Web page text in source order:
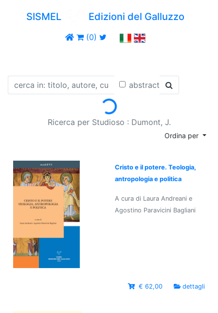
SISMEL Edizioni del Galluzzo
(0)
abstract
Loading...
Ricerca per Studioso : Dumont, J.
Ordina per
Cristo e il potere. Teologia,
antropologia e politica
A cura di Laura Andreani e
Agostino Paravicini Bagliani
€ 62,00 dettagli